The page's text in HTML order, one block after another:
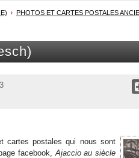
PHOTOS ET CARTES POSTALES
cartes postales qui nous sont
facebook, Ajaccio au siècle